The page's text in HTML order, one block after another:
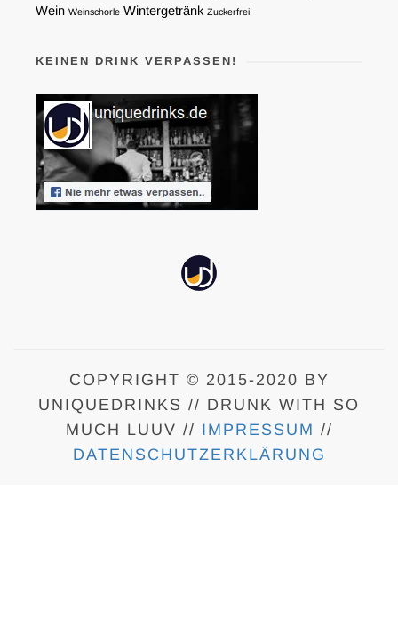
Wein Weinschorle Wintergetränk Zuckerfrei
KEINEN DRINK VERPASSEN!
COPYRIGHT © 2015-2020 BY
UNIQUEDRINKS // DRUNK WITH SO
MUCH LUUV // IMPRESSUM //
DATENSCHUTZERKLÄRUNG